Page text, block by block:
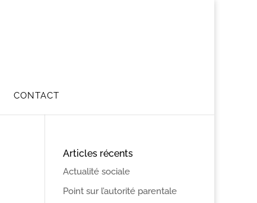
CONTACT
Articles récents
Actualité sociale
Point sur l’autorité parentale